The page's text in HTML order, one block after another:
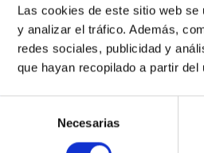
Las cookies de este sitio web
y analizar el tráfico. Además,
redes sociales, publicidad y
que hayan recopilado a partir
consentimiento
Necesarias
y Universidades, Pedro